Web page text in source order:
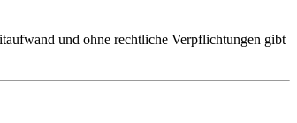
und ohne rechtliche Verpflichtungen gibt